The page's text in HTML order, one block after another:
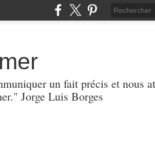
un fait précis et nous
Jorge Luis Borges